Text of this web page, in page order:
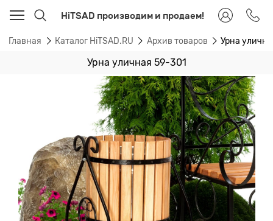
HiTSAD производим и продаем!
Главная Каталог HiTSAD.RU Архив товаров Урна
Урна уличная 59-301